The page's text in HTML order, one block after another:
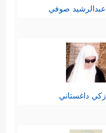
عبدالرشيد صوفي
زكي داغستاني